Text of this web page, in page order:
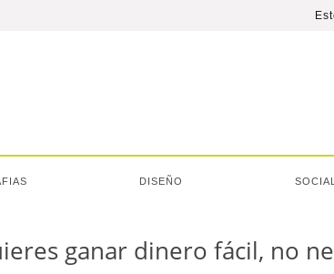
DISEÑO
ganar dinero fácil, no